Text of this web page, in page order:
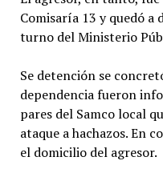
Comisaría 13 y quedó a
turno del Ministerio
Se detención se
dependencia fueron
pares del Samco local
ataque a hachazos. En
el domicilio del agresor.